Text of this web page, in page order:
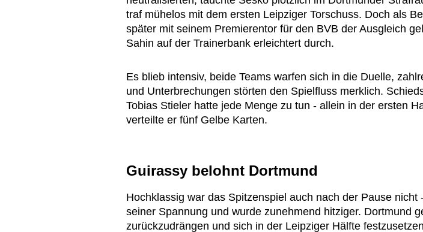
traf mühelos mit dem ersten Leipziger Torschuss. Doch als
später mit seinem Premierentor für den BVB der Ausgleich
Sahin auf der Trainerbank erleichtert durch.
Es blieb intensiv, beide Teams warfen sich in die Duelle,
und Unterbrechungen störten den Spielfluss merklich.
Tobias Stieler hatte jede Menge zu tun - allein in der ersten
verteilte er fünf Gelbe Karten.
Guirassy belohnt Dortmund
Hochklassig war das Spitzenspiel auch nach der Pause nicht
seiner Spannung und wurde zunehmend hitziger. Dortmund
zurückzudrängen und sich in der Leipziger Hälfte